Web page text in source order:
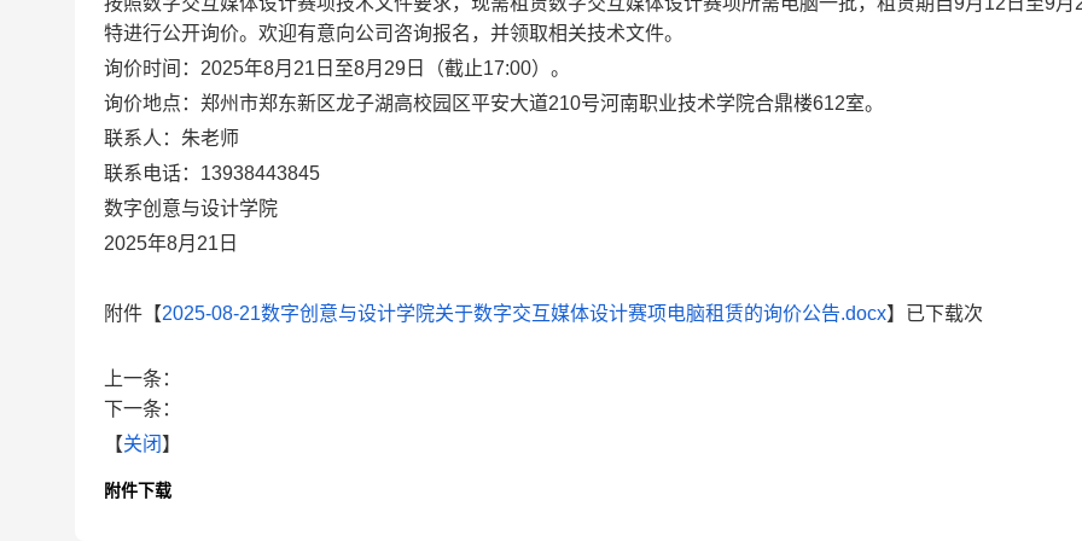
特进行公开询价。欢迎有意向公司咨询报名，并领取相关技术文件。
询价时间：2025年8月21日至8月29日（截止17:00）。
询价地点：郑州市郑东新区龙子湖高校园区平安大道210号河南职业技术学院合鼎楼612室。
联系人：朱老师
联系电话：13938443845
数字创意与设计学院
2025年8月21日
附件【2025-08-21数字创意与设计学院关于数字交互媒体设计赛项电脑租赁的询价公告.docx】已下载次
上一条：
下一条：
【关闭 】
附件下载